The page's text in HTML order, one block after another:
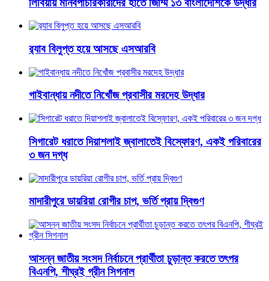
র‌্যাব বিলুপ্ত হয়ে আসছে এসআরবি
গাইবান্ধায় নদীতে নিখোঁজ প্রবাসীর মরদেহ উদ্ধার
সিগারেট ধরাতে দিয়াশলাই জ্বালাতেই বিস্ফোরণ, একই পরিবারের
৩ জন দগ্ধ
মাদারীপুরে ডায়রিয়া রোগীর চাপ, ভর্তি প্রায় দ্বিগুণ
আসন্ন জাতীয় সংসদ নির্বাচনে প্রার্থীতা চুড়ান্ত করতে তৎপর
বিএনপি, শীঘ্রই গ্রীন সিগনাল